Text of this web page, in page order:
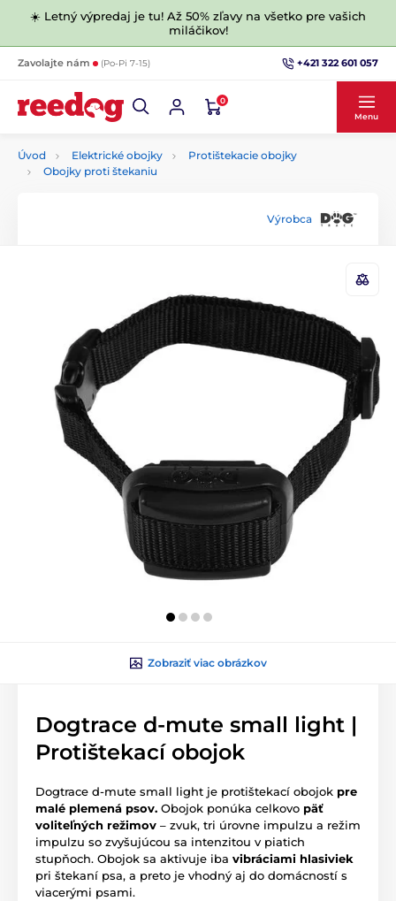
☀️ Letný výpredaj je tu! Až 50% zľavy na všetko pre vašich
miláčikov!
Zavolajte nám (Po-Pi 7-15) +421 322 601 057
0
Menu
Úvod Elektrické obojky
Protištekacie obojky
Obojky proti štekaniu
Výrobca
Zobraziť viac obrázkov
Dogtrace d-mute small light |
Protištekací obojok
Dogtrace d-mute small light je protištekací obojok pre
malé plemená psov. Obojok ponúka celkovo päť
voliteľných režimov – zvuk, tri úrovne impulzu a režim
impulzu so zvyšujúcou sa intenzitou v piatich
stupňoch. Obojok sa aktivuje iba vibráciami hlasiviek
pri štekaní psa, a preto je vhodný aj do domácností s
viacerými psami.